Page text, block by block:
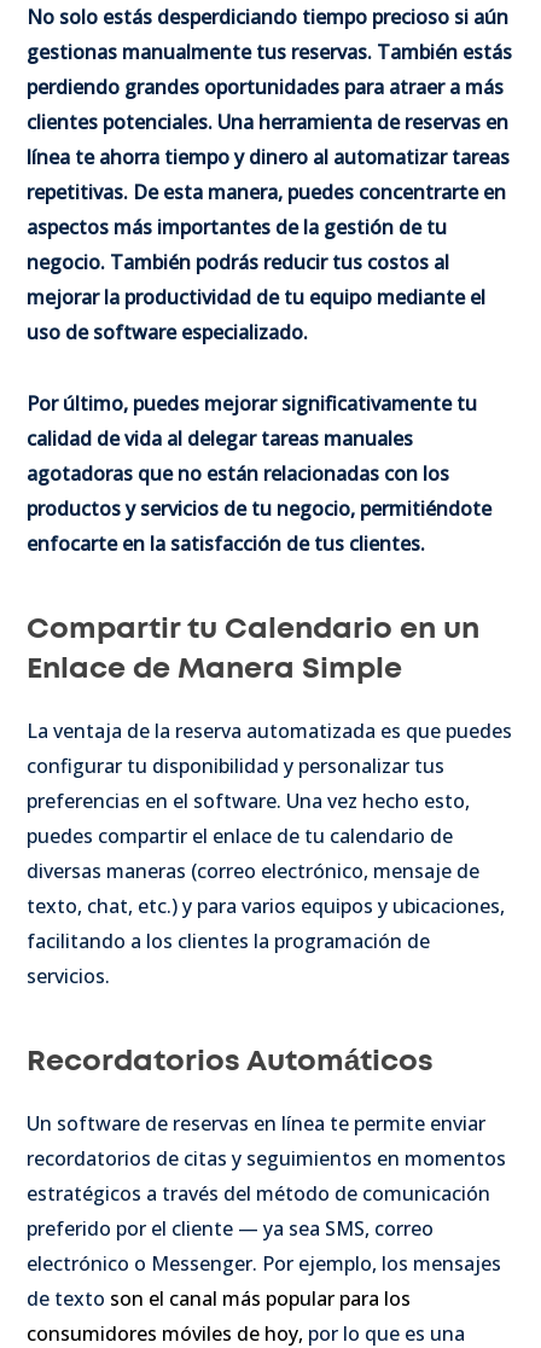
No solo estás desperdiciando tiempo precioso si aún
gestionas manualmente tus reservas. También estás
perdiendo grandes oportunidades para atraer a más
clientes potenciales. Una herramienta de reservas en
línea te ahorra tiempo y dinero al automatizar tareas
repetitivas. De esta manera, puedes concentrarte en
aspectos más importantes de la gestión de tu
negocio. También podrás reducir tus costos al
mejorar la productividad de tu equipo mediante el
uso de software especializado.
Por último, puedes mejorar significativamente tu
calidad de vida al delegar tareas manuales
agotadoras que no están relacionadas con los
productos y servicios de tu negocio, permitiéndote
enfocarte en la satisfacción de tus clientes.
Compartir tu Calendario en un
Enlace de Manera Simple
La ventaja de la reserva automatizada es que puedes
configurar tu disponibilidad y personalizar tus
preferencias en el software. Una vez hecho esto,
puedes compartir el enlace de tu calendario de
diversas maneras (correo electrónico, mensaje de
texto, chat, etc.) y para varios equipos y ubicaciones,
facilitando a los clientes la programación de
servicios.
Recordatorios Automáticos
Un software de reservas en línea te permite enviar
recordatorios de citas y seguimientos en momentos
estratégicos a través del método de comunicación
preferido por el cliente — ya sea SMS, correo
electrónico o Messenger. Por ejemplo, los mensajes
de texto son el canal más popular para los
consumidores móviles de hoy, por lo que es una